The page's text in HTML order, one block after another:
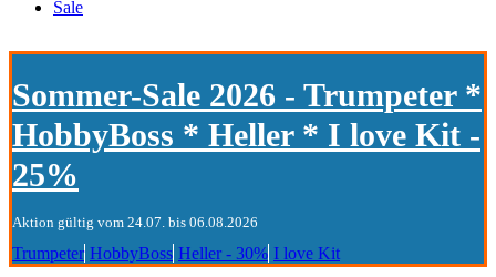
Sale
Sommer-Sale 2026 - Trumpeter *
HobbyBoss * Heller * I love Kit -
25%
Aktion gültig vom 24.07. bis 06.08.2026
Trumpeter HobbyBoss Heller - 30% I love Kit